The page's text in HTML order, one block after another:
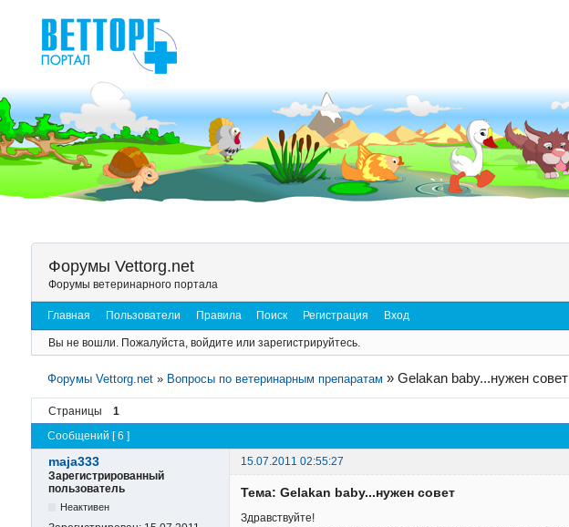
Форумы Vettorg.net
Форумы ветеринарного портала
Главная Пользователи Правила Поиск Регистрация Вход
Вы не вошли. Пожалуйста, войдите или зарегистрируйтесь.
Форумы Vettorg.net » Вопросы по ветеринарным препаратам »Gelakan baby...нужен совет
Страницы 1
Сообщений [ 6 ]
maja333
15.07.2011 02:55:27
Зарегистрированный
пользователь
Неактивен
Тема: Gelakan baby...нужен совет
Здравствуйте!